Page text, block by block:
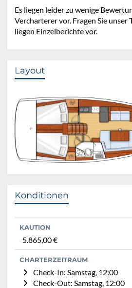
Es liegen leider zu wenige
Vercharterer vor. Fragen Sie unser
liegen Einzelberichte vor.
Layout
Konditionen
KAUTION
5.865,00 €
CHARTERZEITRAUM
Check-In: Samstag, 12:00
Check-Out: Samstag, 12:00